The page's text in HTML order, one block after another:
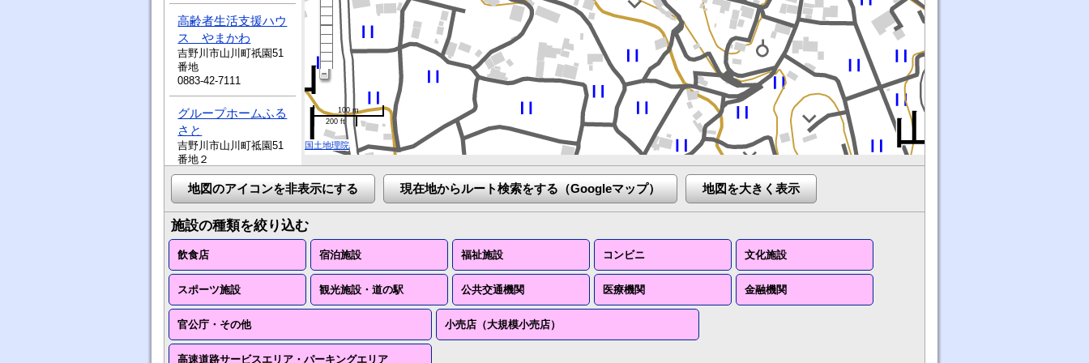
高齢者生活支援ハウ
ス やまかわ
吉野川市山川町祇園51
番地
0883-42-7111
グループホームふる
さと
吉野川市山川町祗園51
番地２
0883-42-7111
社会福祉法人博友
会 特別養護老人ホ
ーム 美山苑
吉野川市山川町祗園51
0883-42-7111
吉野川市山川町前川
212番地の6
0883-42-5520
100 m
200 ft
国土地理院
地図のアイコンを非表示にする 現在地からルート検索をする（Googleマップ） 地図を大きく表示
施設の種類を絞り込む
飲食店 宿泊施設 福祉施設 コンビニ 文化施設
スポーツ施設 観光施設・道の駅 公共交通機関 医療機関 金融機関
官公庁・その他 小売店（大規模小売店）
高速道路サービスエリア・パーキングエリア